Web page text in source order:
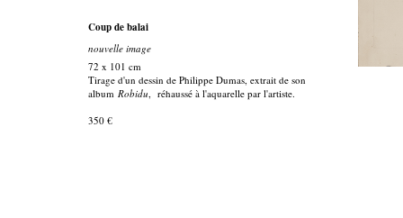
Coup de balai
nouvelle image
72 x 101 cm
Tirage d'un dessin de Philippe Dumas, extrait de son
album Robidu, réhaussé à l'aquarelle par l'artiste.
350 €